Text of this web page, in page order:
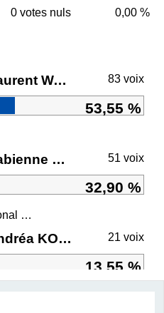
0 votes nuls
0,00 %
Liste conduite par Laurent WAUQUIEZ 83 voix
53,55 %
Liste conduite par Fabienne GREBERT 51 voix
32,90 %
RN - Rassemblement national et ses alliés
Liste conduite par Andréa KOTARAC 21 voix
13,55 %